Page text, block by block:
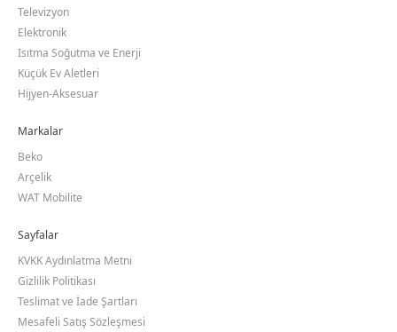
Televizyon
Elektronik
Isıtma Soğutma ve Enerji
Küçük Ev Aletleri
Hijyen-Aksesuar
Markalar
Beko
Arçelik
WAT Mobilite
Sayfalar
KVKK Aydınlatma Metni
Gizlilik Politikası
Teslimat ve İade Şartları
Mesafeli Satış Sözleşmesi